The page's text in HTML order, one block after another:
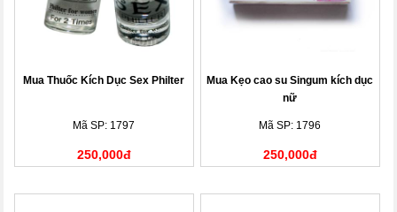
Mua Thuốc Kích Dục Sex Philter
Mã SP: 1797
250,000đ
Mua Kẹo cao su Singum kích dục
nữ
Mã SP: 1796
250,000đ